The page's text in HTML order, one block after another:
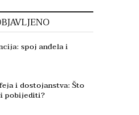
spoj anđela i
i dostojanstva: Što
pobijediti?